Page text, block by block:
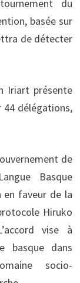
du
basée sur
de détecter
Iriart présente
44 délégations,
de
Basque
en faveur de la
Hiruko
vise à
basque dans
socio-